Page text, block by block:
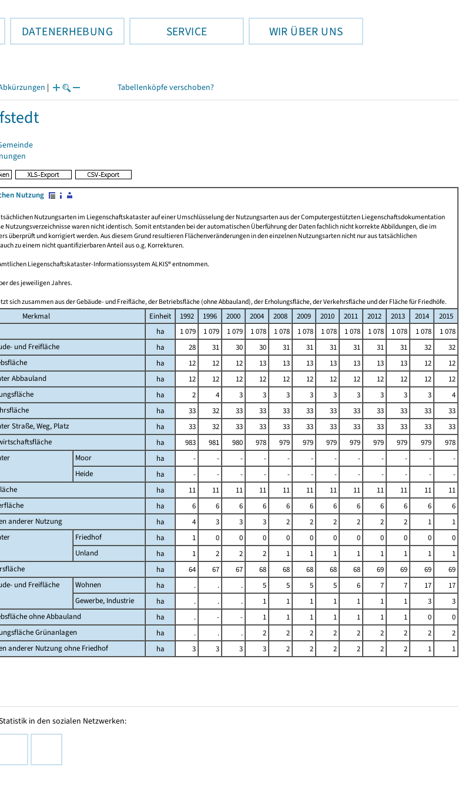
DATENERHEBUNG SERVICE WIR ÜBER UNS
| Tabellenköpfe verschoben?
Nutzung
Nutzungsarten im Liegenschaftskataster auf einer Umschlüsselung der Nutzungsarten aus der Computergestützten Liegenschaftsdokumentation
Nutzungsverzeichnisse waren nicht identisch. Somit entstanden bei der automatischen Überführung der Daten fachlich nicht korrekte Abbildungen, die im
überprüft und korrigiert werden. Aus diesem Grund resultieren Flächenveränderungen in den einzelnen Nutzungsarten nicht nur aus tatsächlichen
zu einem nicht quantifizierbaren Anteil aus o.g. Korrekturen.
Liegenschaftskataster-Informationssystem ALKIS® entnommen.
des jeweiligen Jahres.
sich zusammen aus der Gebäude- und Freifläche, der Betriebsfläche (ohne Abbauland), der Erholungsfläche, der Verkehrsfläche und der Fläche für Friedhöfe.
Merkmal Einheit 1992 1996 2000 2004 2008 2009 2010 2011 2012 2013 2014
2015
ha 1 079 1 079 1 079 1 078 1 078 1 078 1 078 1 078 1 078 1 078 1 078
1 078
und Freifläche ha 28 31 30 30 31 31 31 31 31 31 32
32
ha 12 12 12 13 13 13 13 13 13 13 12
12
Abbauland
ha 12 12 12 12 12 12 12 12 12 12 12
12
ha 2 4 3 3 3 3 3 3 3 3 3
4
ha 33 32 33 33 33 33 33 33 33 33 33
33
Straße, Weg, Platz
ha 33 32 33 33 33 33 33 33 33 33 33
33
ha 983 981 980 978 979 979 979 979 979 979 979
978
Moor ha - - - - - - - - - - -
-
Heide
ha - - - - - - - - - - -
-
ha 11 11 11 11 11 11 11 11 11 11 11
11
ha 6 6 6 6 6 6 6 6 6 6 6
6
anderer Nutzung
ha 4 3 3 3 2 2 2 2 2 2 1
1
Friedhof ha 1 0 0 0 0 0 0 0 0 0 0
0
Unland
ha 1 2 2 2 1 1 1 1 1 1 1
1
ha 64 67 67 68 68 68 68 68 69 69 69
69
und Freifläche Wohnen ha . . . 5 5 5 5 6 7 7 17
17
Gewerbe, Industrie
ha . . . 1 1 1 1 1 1 1 3
3
ohne Abbauland
ha . - - 1 1 1 1 1 1 1 0
0
Grünanlagen
ha . . . 2 2 2 2 2 2 2 2
2
anderer Nutzung ohne Friedhof
ha 3 3 3 3 2 2 2 2 2 2 1 1
in den sozialen Netzwerken: